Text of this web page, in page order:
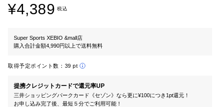
¥4,389 税込
Super Sports XEBIO &mall店
購入合計金額4,990円以上で送料無料
取得予定ポイント数： 39 pt
提携クレジットカードで還元率UP
三井ショッピングパークカード《セゾン》なら更に¥100につき1pt還元！
お申し込み完了後、最短５分でご利用可能！